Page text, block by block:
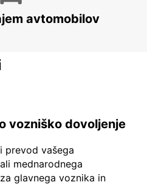
avtomobilov
vozniško dovoljenje
prevod vašega
mednarodnega
glavnega voznika in